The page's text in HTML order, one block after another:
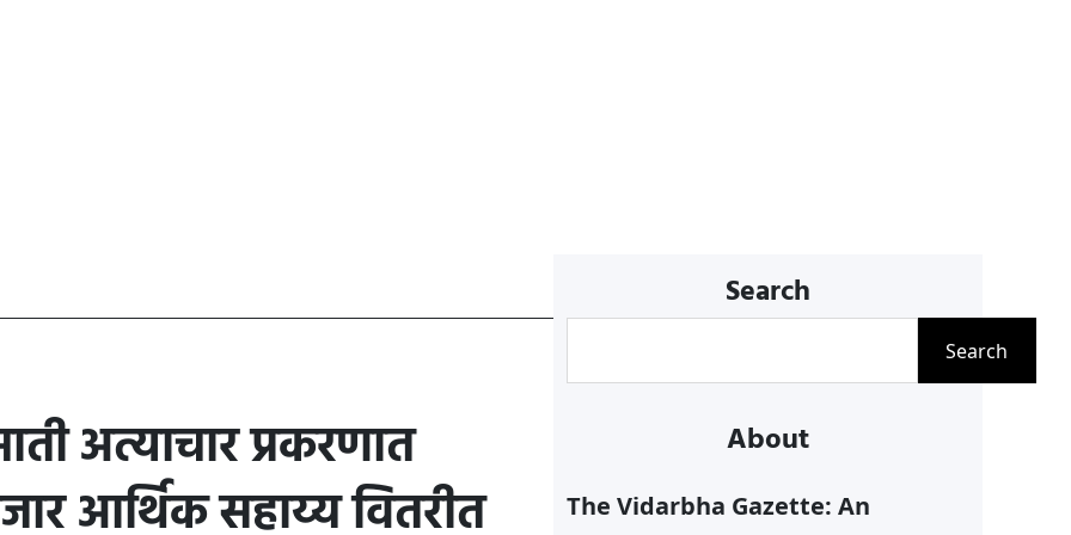
अत्याचार प्रकरणात
आर्थिक सहाय्य वितरीत
Search
e
c
Search
About
The Vidarbha Gazette: An